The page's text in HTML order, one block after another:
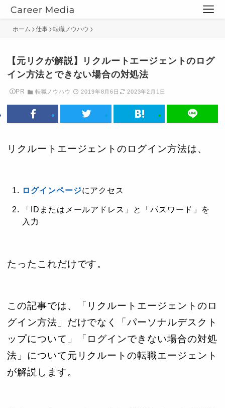
ホーム 仕事 転職ノウハウ
【元リクが解説】リクルートエージェントのログ
イン方法とできない場合の対処法
PR 転職ノウハウ 2019年8月6日 2023年2月1日
リクルートエージェントのログイン方法は、
ログインページにアクセス
「IDまたはメールアドレス」と「パスワード」を
入力
たったこれだけです。
この記事では、「リクルートエージェントのロ
グイン方法」だけでなく「パーソナルデスクト
ップについて」「ログインできない場合の対処
法」について元リクルートの転職エージェント
が解説します。